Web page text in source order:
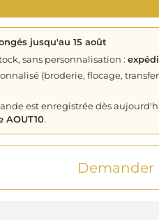
jusqu'au 15 août
sans personnalisation :
(broderie, flocage,
est enregistrée dès
AOUT10.
Demander